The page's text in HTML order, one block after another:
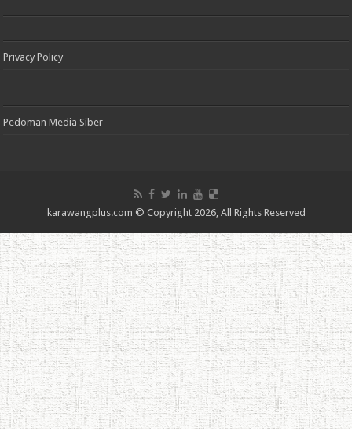
Privacy Policy
Pedoman Media Siber
karawangplus.com © Copyright 2026, All Rights Reserved